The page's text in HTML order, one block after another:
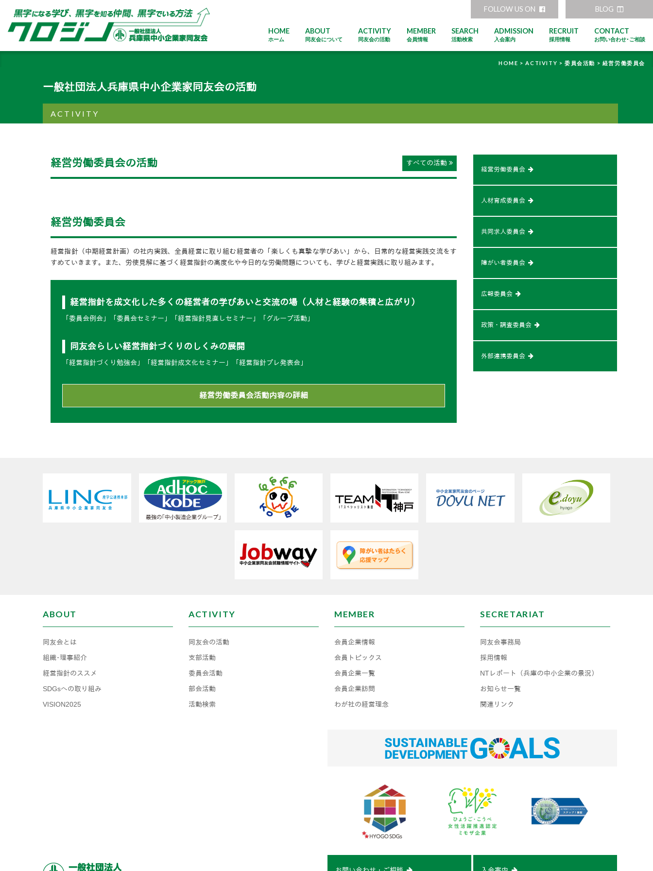
FOLLOW US ON BLOG
HOME
ホーム
ABOUT
同友会について
ACTIVITY
同友会の活動
MEMBER
会員情報
SEARCH
活動検索
ADMISSION
入会案内
RECRUIT
採用情報
CONTACT
お問い合わせ･ご相談
HOME >ACTIVITY > 委員会活動 > 経営労働委員会
一般社団法人兵庫県中小企業家同友会の活動
ACTIVITY
経営労働委員会の活動 すべての活動
経営労働委員会
経営指針（中期経営計画）の社内実践、全員経営に取り組む経営者の「楽しくも真摯な学びあい」から、日常的な経営実践交流をす
すめていきます。また、労使見解に基づく経営指針の高度化や今日的な労働問題についても、学びと経営実践に取り組みます。
経営指針を成文化した多くの経営者の学びあいと交流の場（人材と経験の集積と広がり）
「委員会例会」「委員会セミナー」「経営指針見直しセミナー」「グループ活動」
同友会らしい経営指針づくりのしくみの展開
「経営指針づくり勉強会」「経営指針成文化セミナー」「経営指針プレ発表会」
経営労働委員会活動内容の詳細
経営労働委員会
人材育成委員会
共同求人委員会
障がい者委員会
広報委員会
政策・調査委員会
外部連携委員会
ABOUT ACTIVITY
同友会とは
同友会の活動
組織･理事紹介
支部活動
経営指針のススメ
委員会活動
SDGsへの取り組み
部会活動
VISION2025
活動検索
MEMBER SECRETARIAT
会員企業情報
同友会事務局
会員トピックス
採用情報
会員企業一覧
NTレポート（兵庫の中小企業の景況）
会員企業訪問
お知らせ一覧
わが社の経営理念
関連リンク